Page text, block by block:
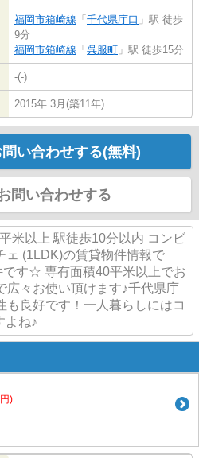
福岡市箱崎線 「 千代県庁口 」駅 徒歩
9分
福岡市箱崎線 「 呉服町 」駅 徒歩15分
-(-)
2015年 3月(築11年)
い合わせする(無料)
問い合わせする
米以上 駅徒歩10分以内 コンビ
ェ (1LDK)の賃貸物件情報で
す☆ 専有面積40平米以上でお
広々お使い頂けます♪千代県庁
も良好です！一人暮らしにはコ
よね♪
)